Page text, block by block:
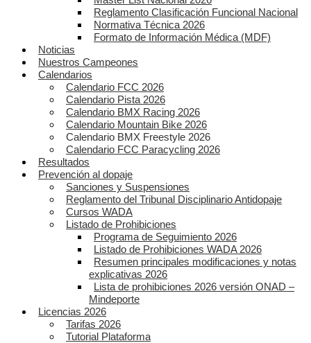
Reglamento Clasificación Funcional Nacional
Normativa Técnica 2026
Formato de Información Médica (MDF)
Noticias
Nuestros Campeones
Calendarios
Calendario FCC 2026
Calendario Pista 2026
Calendario BMX Racing 2026
Calendario Mountain Bike 2026
Calendario BMX Freestyle 2026
Calendario FCC Paracycling 2026
Resultados
Prevención al dopaje
Sanciones y Suspensiones
Reglamento del Tribunal Disciplinario Antidopaje
Cursos WADA
Listado de Prohibiciones
Programa de Seguimiento 2026
Listado de Prohibiciones WADA 2026
Resumen principales modificaciones y notas
explicativas 2026
Lista de prohibiciones 2026 versión ONAD –
Mindeporte
Licencias 2026
Tarifas 2026
Tutorial Plataforma